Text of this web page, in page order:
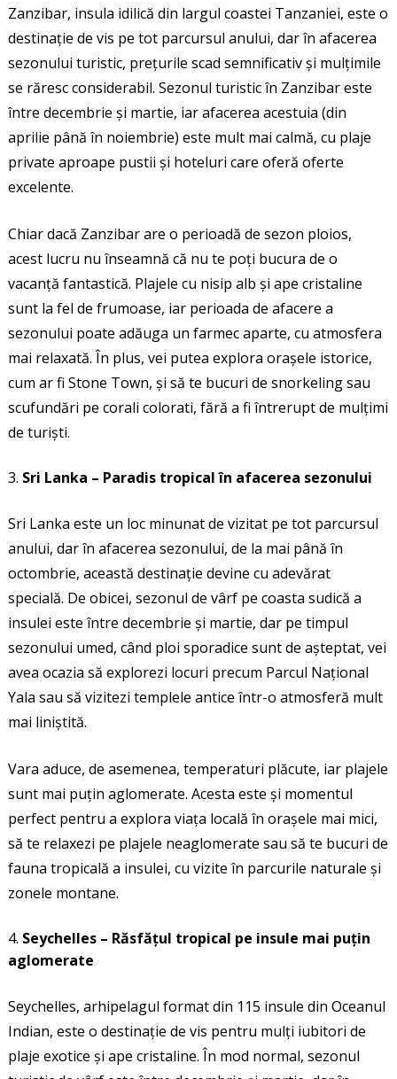
Zanzibar, insula idilică din largul coastei Tanzaniei, este o
destinație de vis pe tot parcursul anului, dar în afacerea
sezonului turistic, prețurile scad semnificativ și mulțimile
se răresc considerabil. Sezonul turistic în Zanzibar este
între decembrie și martie, iar afacerea acestuia (din
aprilie până în noiembrie) este mult mai calmă, cu plaje
private aproape pustii și hoteluri care oferă oferte
excelente.
Chiar dacă Zanzibar are o perioadă de sezon ploios,
acest lucru nu înseamnă că nu te poți bucura de o
vacanță fantastică. Plajele cu nisip alb și ape cristaline
sunt la fel de frumoase, iar perioada de afacere a
sezonului poate adăuga un farmec aparte, cu atmosfera
mai relaxată. În plus, vei putea explora orașele istorice,
cum ar fi Stone Town, și să te bucuri de snorkeling sau
scufundări pe corali colorati, fără a fi întrerupt de mulțimi
de turiști.
Sri Lanka – Paradis tropical în afacerea sezonului
Sri Lanka este un loc minunat de vizitat pe tot parcursul
anului, dar în afacerea sezonului, de la mai până în
octombrie, această destinație devine cu adevărat
specială. De obicei, sezonul de vârf pe coasta sudică a
insulei este între decembrie și martie, dar pe timpul
sezonului umed, când ploi sporadice sunt de așteptat, vei
avea ocazia să explorezi locuri precum Parcul Național
Yala sau să vizitezi templele antice într-o atmosferă mult
mai liniștită.
Vara aduce, de asemenea, temperaturi plăcute, iar plajele
sunt mai puțin aglomerate. Acesta este și momentul
perfect pentru a explora viața locală în orașele mai mici,
să te relaxezi pe plajele neaglomerate sau să te bucuri de
fauna tropicală a insulei, cu vizite în parcurile naturale și
zonele montane.
Seychelles – Răsfățul tropical pe insule mai puțin
aglomerate
Seychelles, arhipelagul format din 115 insule din Oceanul
Indian, este o destinație de vis pentru mulți iubitori de
plaje exotice și ape cristaline. În mod normal, sezonul